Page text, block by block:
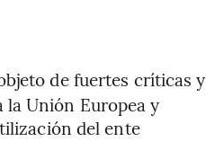
de fuertes críticas y
Unión Europea y
del ente